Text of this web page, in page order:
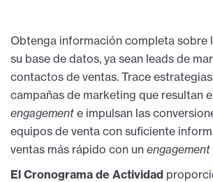
Obtenga información completa sobre
su base de datos, ya sean leads de
contactos de ventas. Trace
campañas de marketing que resultan
engagement e impulsan las
equipos de venta con suficiente
ventas más rápido con un engagement
El Cronograma de Actividad